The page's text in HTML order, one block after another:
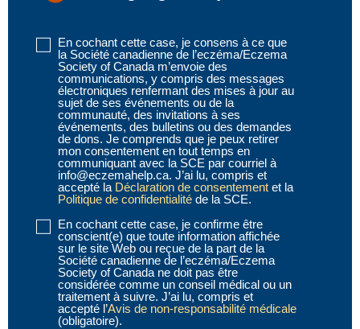
Disclaimer
(obligatoire)
En cochant cette case, je consens à ce que
la Société canadienne de l’eczéma/Eczema
Society of Canada m’envoie des
communications, y compris des messages
électroniques renfermant des mises à jour au
sujet de ses événements ou de la
communauté, des invitations à ses
événements, des bulletins ou des demandes
de dons. Je comprends que je peux retirer
mon consentement en tout temps en
communiquant avec la SCE par courriel à
info@eczemahelp.ca. J’ai lu, compris et
accepté la Déclaration de consentement et la
Politique de confidentialité de la SCE.
Disclaimer
(obligatoire)
En cochant cette case, je confirme être
conscient(e) que toute information affichée
sur le site Web ou reçue de la part de la
Société canadienne de l’eczéma/Eczema
Society of Canada ne doit pas être
considérée comme un conseil médical ou un
traitement à suivre. J’ai lu, compris et
accepté l’Avis de non-responsabilité médicale
(obligatoire).